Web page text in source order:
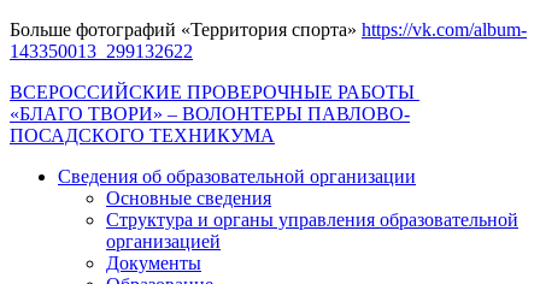
Больше фотографий «Территория спорта» https://vk.com/album-
143350013_299132622
Навигация
по
ВСЕРОССИЙСКИЕ ПРОВЕРОЧНЫЕ РАБОТЫ
«БЛАГО ТВОРИ» – ВОЛОНТЕРЫ ПАВЛОВО-
ПОСАДСКОГО ТЕХНИКУМА
Сведения об образовательной организации
Основные сведения
Структура и органы управления образовательной
организацией
Документы